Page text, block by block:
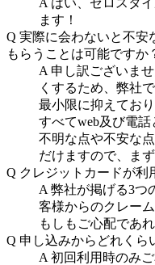
A はい、ゼロスタ
ます！
Q 実際に会わないと不安
もらうことは可能ですか
A 申し訳ございま
くするため、弊社
最小限に抑えてお
すべてweb及び電
不明な点や不安な
だけますので、ま
Q クレジットカードが利
A 弊社が掲げる3つ
客様からのクレー
もしもご心配であ
Q 申し込みからどれくら
A 初回利用時のみ